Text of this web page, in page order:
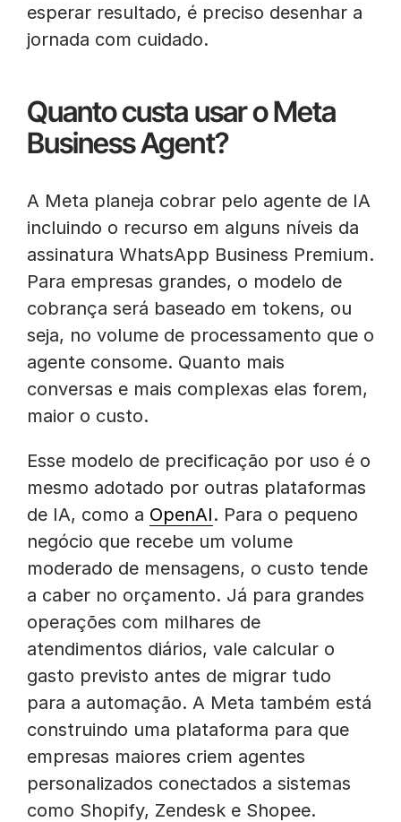
esperar resultado, é preciso desenhar a
jornada com cuidado.
Quanto custa usar o Meta
Business Agent?
A Meta planeja cobrar pelo agente de IA
incluindo o recurso em alguns níveis da
assinatura WhatsApp Business Premium.
Para empresas grandes, o modelo de
cobrança será baseado em tokens, ou
seja, no volume de processamento que o
agente consome. Quanto mais
conversas e mais complexas elas forem,
maior o custo.
Esse modelo de precificação por uso é o
mesmo adotado por outras plataformas
de IA, como a OpenAI. Para o pequeno
negócio que recebe um volume
moderado de mensagens, o custo tende
a caber no orçamento. Já para grandes
operações com milhares de
atendimentos diários, vale calcular o
gasto previsto antes de migrar tudo
para a automação. A Meta também está
construindo uma plataforma para que
empresas maiores criem agentes
personalizados conectados a sistemas
como Shopify, Zendesk e Shopee.